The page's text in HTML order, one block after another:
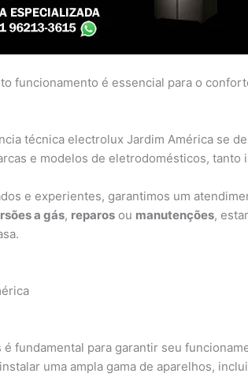
funcionamento é essencial para o
técnica electrolux Jardim América se
e modelos de eletrodomésticos, tanto
e experientes, garantimos um
a gás, reparos ou manutenções,
fundamental para garantir seu
uma ampla gama de aparelhos,